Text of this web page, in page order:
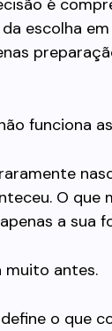
é
escolha
funciona
O que
a sua
muito antes.
o que